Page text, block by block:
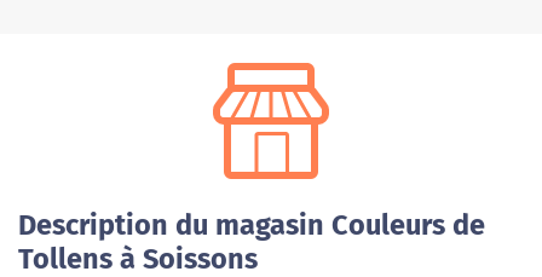
Description du magasin Couleurs de
Tollens à Soissons